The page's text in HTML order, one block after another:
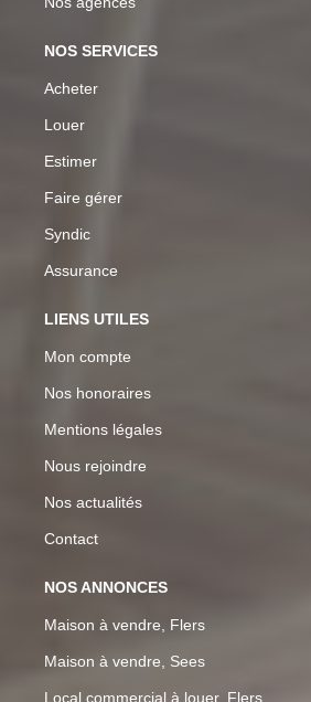
NOS SERVICES
Acheter
Louer
Estimer
Faire gérer
Syndic
Assurance
LIENS UTILES
Mon compte
Nos honoraires
Mentions légales
Nous rejoindre
Nos actualités
Contact
NOS ANNONCES
Maison à vendre, Flers
Maison à vendre, Sees
Local commercial à louer, Flers